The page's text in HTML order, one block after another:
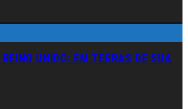
UNIDO: EM TERRAS DE SUA